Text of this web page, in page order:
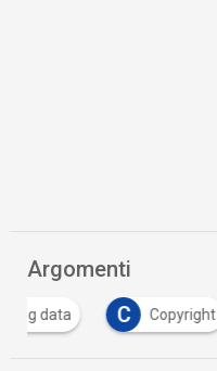
Argomenti
big data C Copyright